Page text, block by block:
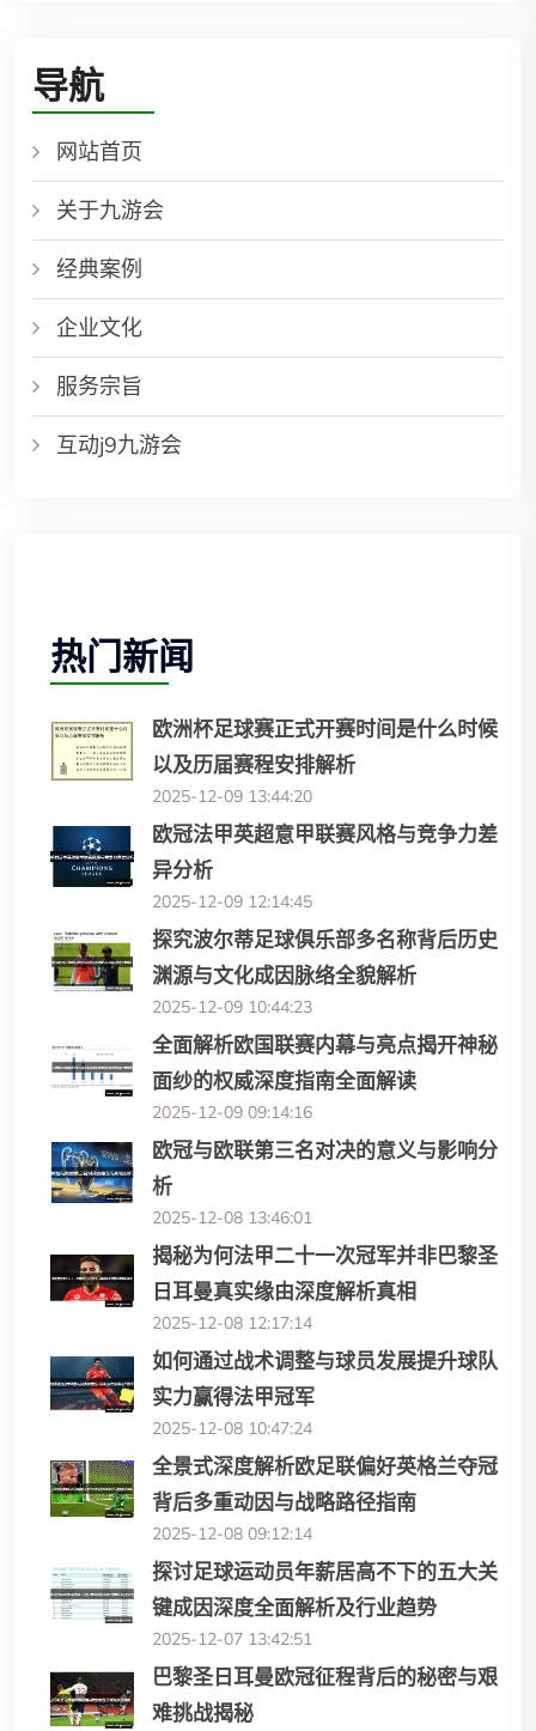
导航
网站首页
关于九游会
经典案例
企业文化
服务宗旨
互动j9九游会
热门新闻
欧洲杯足球赛正式开赛时间是什么时候
以及历届赛程安排解析
2025-12-09 13:44:20
欧冠法甲英超意甲联赛风格与竞争力差
异分析
2025-12-09 12:14:45
探究波尔蒂足球俱乐部多名称背后历史
渊源与文化成因脉络全貌解析
2025-12-09 10:44:23
全面解析欧国联赛内幕与亮点揭开神秘
面纱的权威深度指南全面解读
2025-12-09 09:14:16
欧冠与欧联第三名对决的意义与影响分
析
2025-12-08 13:46:01
揭秘为何法甲二十一次冠军并非巴黎圣
日耳曼真实缘由深度解析真相
2025-12-08 12:17:14
如何通过战术调整与球员发展提升球队
实力赢得法甲冠军
2025-12-08 10:47:24
全景式深度解析欧足联偏好英格兰夺冠
背后多重动因与战略路径指南
2025-12-08 09:12:14
探讨足球运动员年薪居高不下的五大关
键成因深度全面解析及行业趋势
2025-12-07 13:42:51
巴黎圣日耳曼欧冠征程背后的秘密与艰
难挑战揭秘